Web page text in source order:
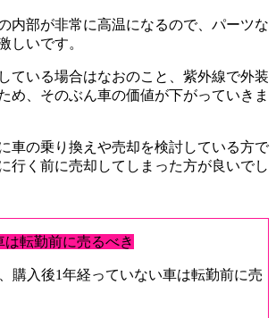
内部が非常に高温になるので、パーツな
しいです。
ている場合はなおのこと、紫外線で外装
め、そのぶん車の価値が下がっていきま
車の乗り換えや売却を検討している方で
行く前に売却してしまった方が良いでし
転勤前に売るべき
購入後1年経っていない車は転勤前に売